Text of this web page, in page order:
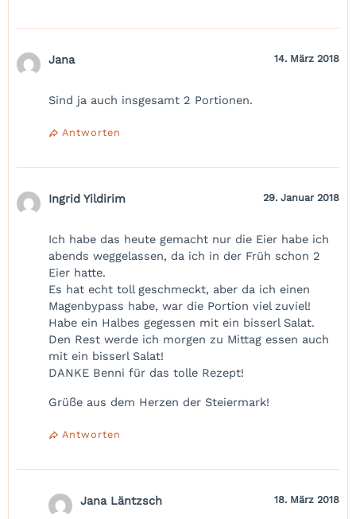
Jana 14. März 2018
Sind ja auch insgesamt 2 Portionen.
Antworten
Ingrid Yildirim 29. Januar 2018
Ich habe das heute gemacht nur die Eier habe ich
abends weggelassen, da ich in der Früh schon 2
Eier hatte.
Es hat echt toll geschmeckt, aber da ich einen
Magenbypass habe, war die Portion viel zuviel!
Habe ein Halbes gegessen mit ein bisserl Salat.
Den Rest werde ich morgen zu Mittag essen auch
mit ein bisserl Salat!
DANKE Benni für das tolle Rezept!
Grüße aus dem Herzen der Steiermark!
Antworten
Jana Läntzsch 18. März 2018